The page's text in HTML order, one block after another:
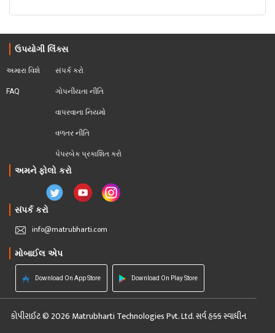
ઉપયોગી લિંક્સ
અમારા વિશે
FAQ
સંપર્ક કરો
ગોપનીયતા નીતિ
વાપરવાના નિયમો
વળતર નીતિ
પેપરબેક પ્રકાશિત કરો
અમને ફોલો કરો
સંપર્ક કરો
info@matrubharti.com
મોબાઈલ એપ
Download On App Store Download On Play Store
કોપીરાઈટ © 2026 Matrubharti Technologies Pvt. Ltd. સર્વ હક્ક સ્વાધીન